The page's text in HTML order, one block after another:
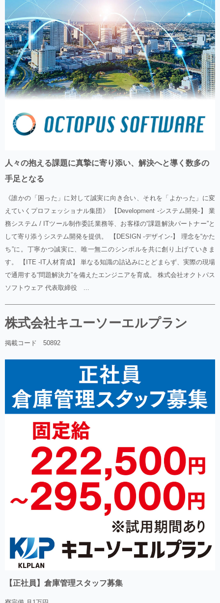
人々の抱える課題に真摯に寄り添い、解決へと導く数多の
手足となる
《誰かの「困った」に対して誠実に向き合い、それを「よかった」に変
えていくプロフェッショナル集団》 【Development -システム開発-】 業
務システム / ITツール制作委託業務等、お客様の“課題解決パートナー”と
して寄り添うシステム開発を提供。 【DESIGN -デザイン-】 理念を“かた
ち”に。丁寧かつ誠実に、唯一無二のシンボルを共に創り上げていきま
す。 【ITE -IT人材育成】 単なる知識の詰込みにとどまらず、実際の現場
で通用する“問題解決力”を備えたエンジニアを育成。 株式会社オクトパス
ソフトウェア 代表取締役 ...
株式会社キユーソーエルプラン
掲載コード 50892
【正社員】倉庫管理スタッフ募集